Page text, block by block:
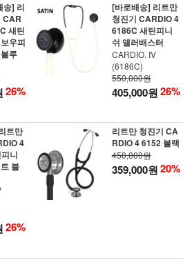
송] 리
CAR
새틴
우피
루
26%
[바로배송] 리트만
청진기 CARDIO 4
6186C 새틴피니
쉬 앨러배스터
CARDIO. IV
(6186C)
550,000원
405,000원26%
트만
4
니
블
26%
리트만 청진기 CA
RDIO 4 6152 블랙
450,000원
359,000원20%